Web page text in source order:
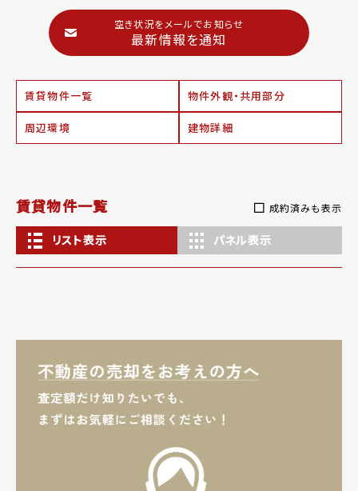
空き状況をメールでお知らせ
最新情報を通知
賃貸物件一覧 物件外観・共用部分
周辺環境 建物詳細
賃貸物件一覧 成約済みも表示
リスト表示 パネル表示